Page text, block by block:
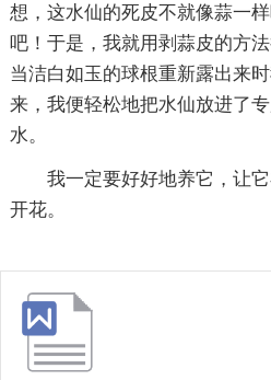
想，这水仙的死皮不就像蒜一
吧！于是，我就用剥蒜皮的方法
当洁白如玉的球根重新露出来
来，我便轻松地把水仙放进了
水。
我一定要好好地养它，让
开花。